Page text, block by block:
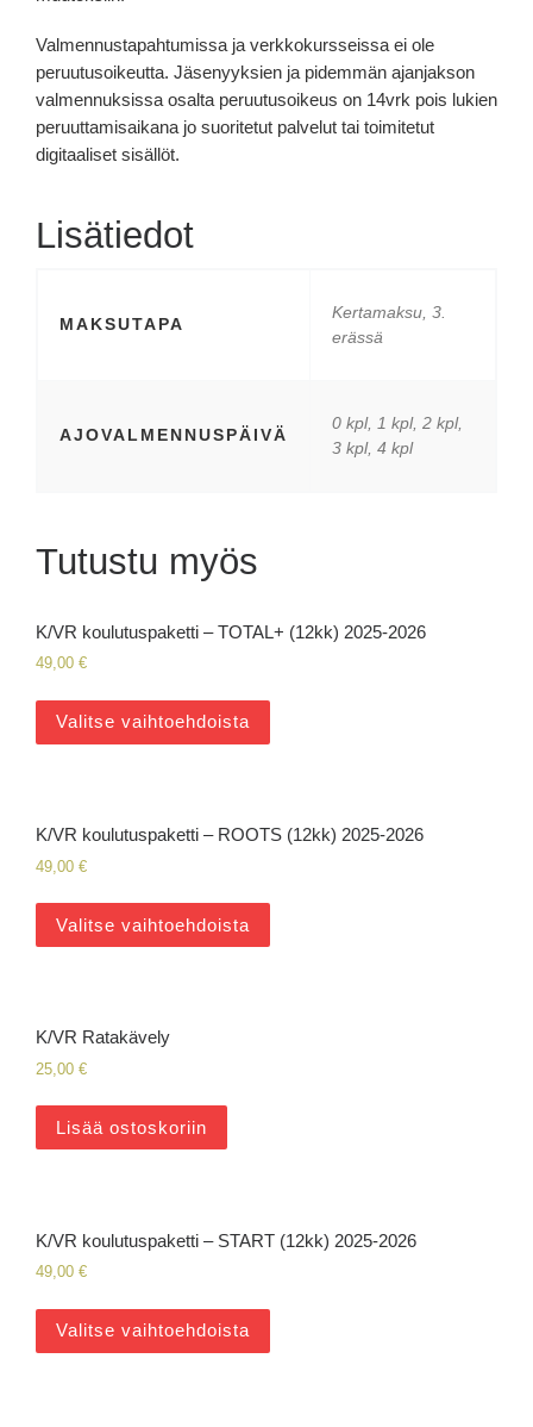
Valmennustapahtumissa ja verkkokursseissa ei ole
peruutusoikeutta. Jäsenyyksien ja pidemmän ajanjakson
valmennuksissa osalta peruutusoikeus on 14vrk pois lukien
peruuttamisaikana jo suoritetut palvelut tai toimitetut
digitaaliset sisällöt.
Lisätiedot
MAKSUTAPA
Kertamaksu, 3.
erässä
AJOVALMENNUSPÄIVÄ
0 kpl, 1 kpl, 2 kpl,
3 kpl, 4 kpl
Tutustu myös
K/VR koulutuspaketti – TOTAL+ (12kk) 2025-2026
49,00 €
Valitse vaihtoehdoista
K/VR koulutuspaketti – ROOTS (12kk) 2025-2026
49,00 €
Valitse vaihtoehdoista
K/VR Ratakävely
25,00 €
Lisää ostoskoriin
K/VR koulutuspaketti – START (12kk) 2025-2026
49,00 €
Valitse vaihtoehdoista